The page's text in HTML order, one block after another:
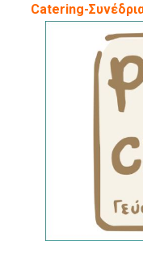
Catering-